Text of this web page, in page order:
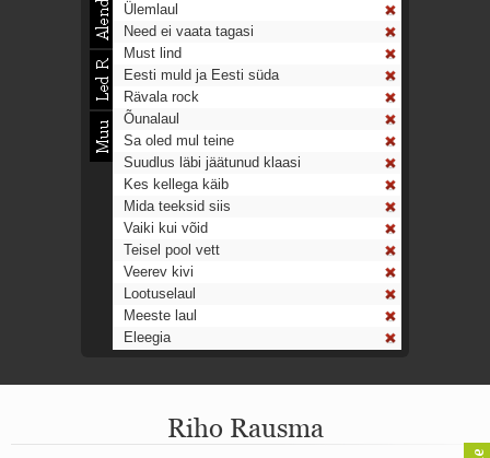
Ülemlaul
Need ei vaata tagasi
Must lind
Eesti muld ja Eesti süda
Rävala rock
Õunalaul
Sa oled mul teine
Suudlus läbi jäätunud klaasi
Kes kellega käib
Mida teeksid siis
Vaiki kui võid
Teisel pool vett
Veerev kivi
Lootuselaul
Meeste laul
Eleegia
Ahtumine
Mu isamaa on minu arm
Riho Rausma